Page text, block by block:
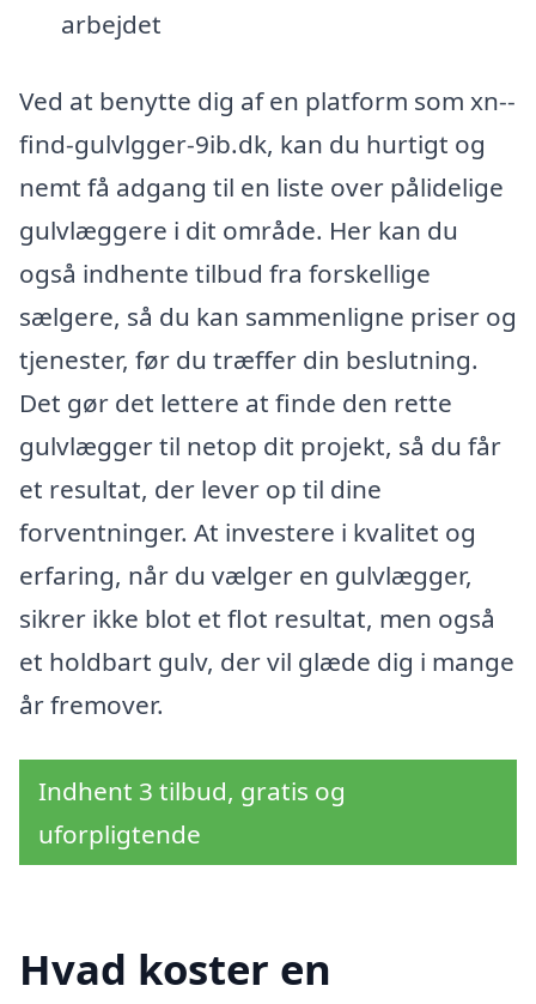
arbejdet
Ved at benytte dig af en platform som xn--
find-gulvlgger-9ib.dk, kan du hurtigt og
nemt få adgang til en liste over pålidelige
gulvlæggere i dit område. Her kan du
også indhente tilbud fra forskellige
sælgere, så du kan sammenligne priser og
tjenester, før du træffer din beslutning.
Det gør det lettere at finde den rette
gulvlægger til netop dit projekt, så du får
et resultat, der lever op til dine
forventninger. At investere i kvalitet og
erfaring, når du vælger en gulvlægger,
sikrer ikke blot et flot resultat, men også
et holdbart gulv, der vil glæde dig i mange
år fremover.
Indhent 3 tilbud, gratis og
uforpligtende
Hvad koster en